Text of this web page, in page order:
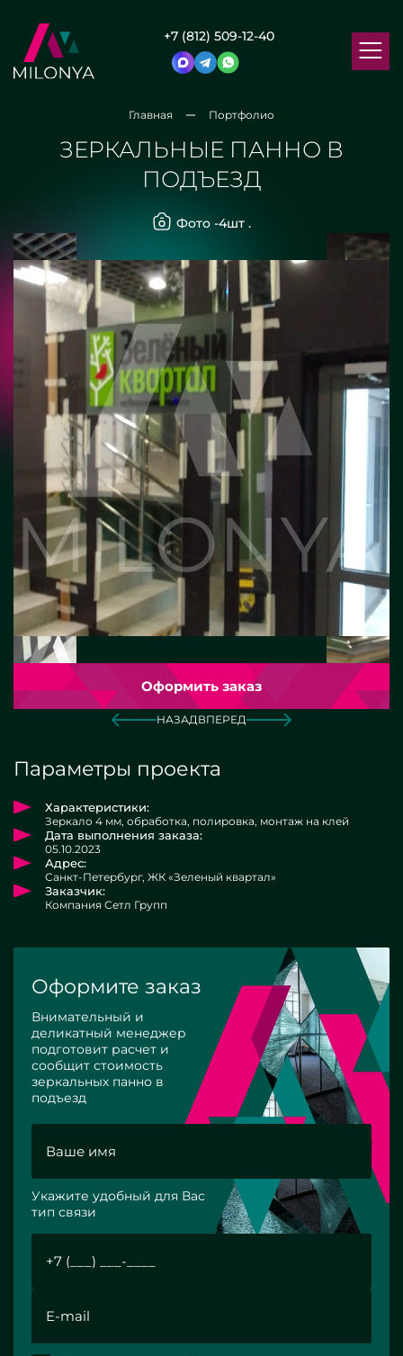
+7 (812) 509-12-40
Главная Портфолио
ЗЕРКАЛЬНЫЕ ПАННО В
ПОДЪЕЗД
Фото -4шт .
Оформить заказ
НАЗАДВПЕРЕД
Параметры проекта
Характеристики:
Зеркало 4 мм, обработка, полировка, монтаж на клей
Дата выполнения заказа:
05.10.2023
Адрес:
Санкт-Петербург, ЖК «Зеленый квартал»
Заказчик:
Компания Сетл Групп
Оформите заказ
Внимательный и
деликатный менеджер
подготовит расчет и
сообщит стоимость
зеркальных панно в
подъезд
Укажите удобный для Вас
тип связи